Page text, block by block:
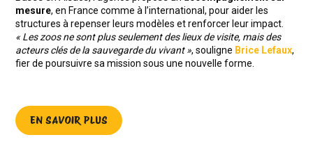
mesure, en France comme à l’international, pour aider les
structures à repenser leurs modèles et renforcer leur impact.
« Les zoos ne sont plus seulement des lieux de visite, mais des
acteurs clés de la sauvegarde du vivant », souligne Brice Lefaux,
fier de poursuivre sa mission sous une nouvelle forme.
EN SAVOIR PLUS